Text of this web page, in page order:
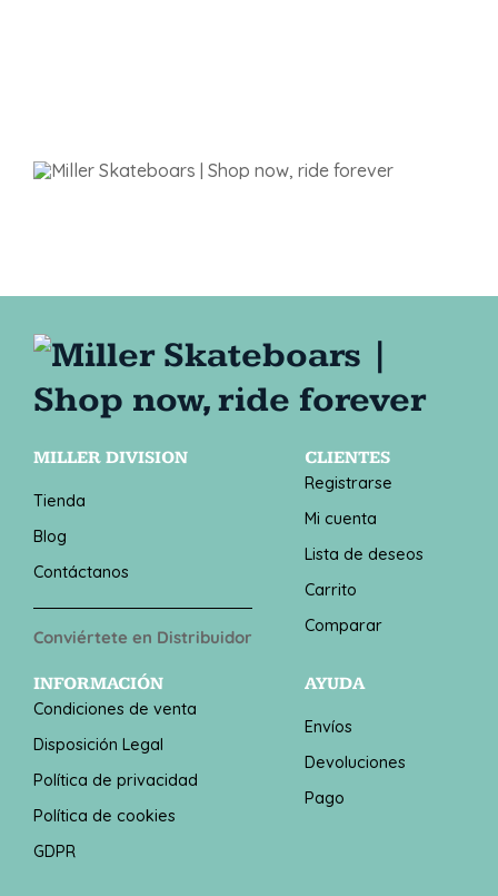
MILLER DIVISION
Tienda
Blog
Contáctanos
Conviértete en Distribuidor
CLIENTES
Registrarse
Mi cuenta
Lista de deseos
Carrito
Comparar
INFORMACIÓN
Condiciones de venta
Disposición Legal
Política de privacidad
Política de cookies
GDPR
AYUDA
Envíos
Devoluciones
Pago